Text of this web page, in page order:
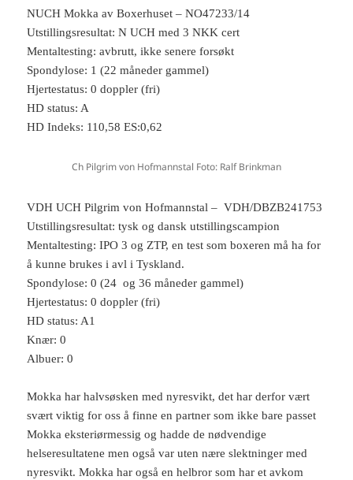
NUCH Mokka av Boxerhuset – NO47233/14
Utstillingsresultat: N UCH med 3 NKK cert
Mentaltesting: avbrutt, ikke senere forsøkt
Spondylose: 1 (22 måneder gammel)
Hjertestatus: 0 doppler (fri)
HD status: A
HD Indeks: 110,58 ES:0,62
Ch Pilgrim von Hofmannstal Foto: Ralf Brinkman
VDH UCH Pilgrim von Hofmannstal – VDH/DBZB241753
Utstillingsresultat: tysk og dansk utstillingscampion
Mentaltesting: IPO 3 og ZTP, en test som boxeren må ha for
å kunne brukes i avl i Tyskland.
Spondylose: 0 (24 og 36 måneder gammel)
Hjertestatus: 0 doppler (fri)
HD status: A1
Knær: 0
Albuer: 0
Mokka har halvsøsken med nyresvikt, det har derfor vært
svært viktig for oss å finne en partner som ikke bare passet
Mokka eksteriørmessig og hadde de nødvendige
helseresultatene men også var uten nære slektninger med
nyresvikt. Mokka har også en helbror som har et avkom